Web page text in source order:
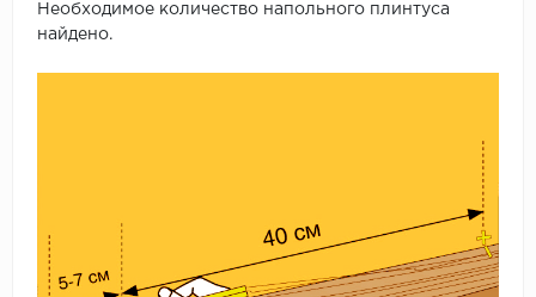
Необходимое количество напольного плинтуса
найдено.